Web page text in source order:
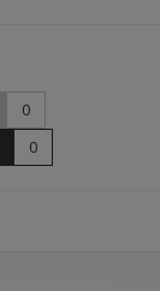
0
0